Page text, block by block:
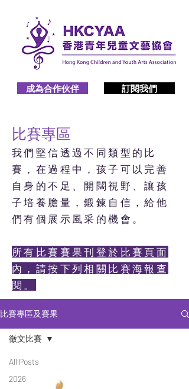
成為合作伙伴 訂閱我們
比賽專區
我們堅信透過不同類型的比
賽，在過程中，孩子可以完善
自身的不足、開闊視野、讓孩
子培養膽量，鍛鍊自信，給他
們有個展示風采的機會。
所有比賽賽果刊登於比賽頁面
內，請按下列相關比賽海報查
閱。
比賽專區及賽果
All Posts
2026
徵文比賽